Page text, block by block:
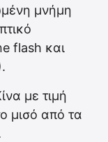
μνήμη
flash και
με τιμή
μισό από τα